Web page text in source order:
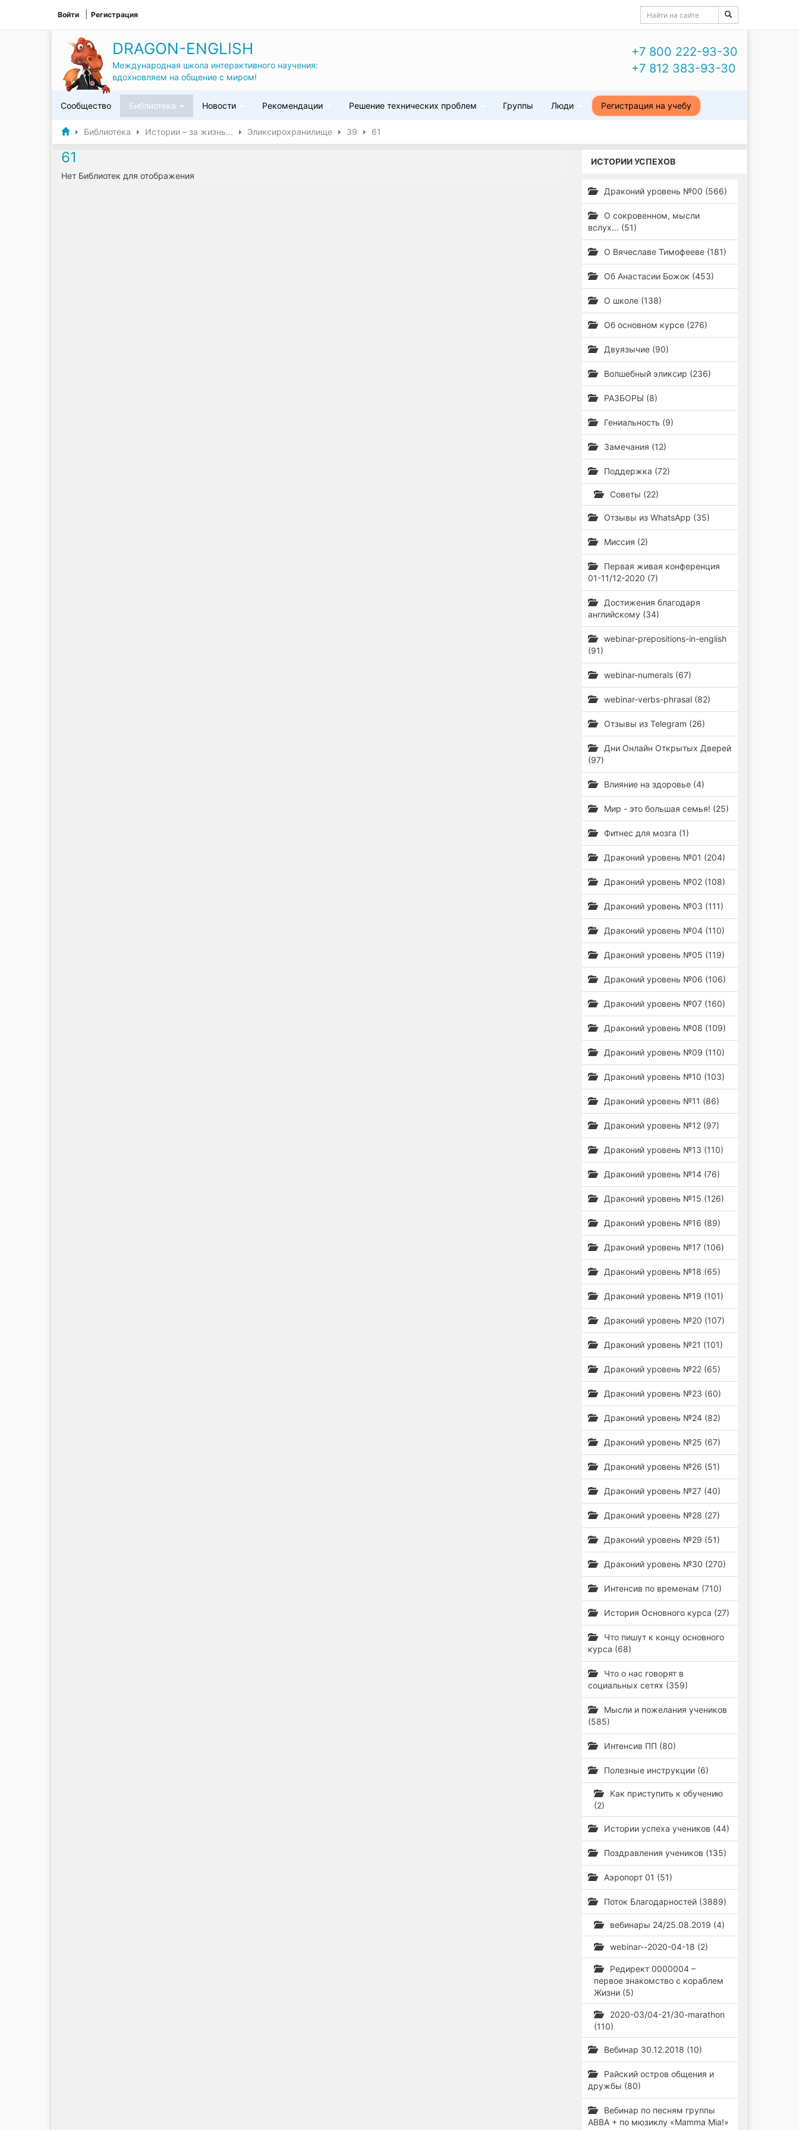
Войти Регистрация
DRAGON-ENGLISH
Международная школа интерактивного научения:
вдохновляем на общение с миром!
+7 800 222-93-30
+7 812 383-93-30
Сообщество Библиотека Новости Рекомендации Решение технических проблем Группы Люди Регистрация на учебу
Библиотека Истории – за жизнь... Эликсирохранилище 39 61
61
Нет Библиотек для отображения
ИСТОРИИ УСПЕХОВ
Драконий уровень №00 (566)
О сокровенном, мысли
вслух... (51)
О Вячеславе Тимофееве (181)
Об Анастасии Божок (453)
О школе (138)
Об основном курсе (276)
Двуязычие (90)
Волшебный эликсир (236)
РАЗБОРЫ (8)
Гениальность (9)
Замечания (12)
Поддержка (72)
Советы (22)
Отзывы из WhatsApp (35)
Миссия (2)
Первая живая конференция
01-11/12-2020 (7)
Достижения благодаря
английскому (34)
webinar-prepositions-in-english
(91)
webinar-numerals (67)
webinar-verbs-phrasal (82)
Отзывы из Telegram (26)
Дни Онлайн Открытых Дверей
(97)
Влияние на здоровье (4)
Мир - это большая семья! (25)
Фитнес для мозга (1)
Драконий уровень №01 (204)
Драконий уровень №02 (108)
Драконий уровень №03 (111)
Драконий уровень №04 (110)
Драконий уровень №05 (119)
Драконий уровень №06 (106)
Драконий уровень №07 (160)
Драконий уровень №08 (109)
Драконий уровень №09 (110)
Драконий уровень №10 (103)
Драконий уровень №11 (86)
Драконий уровень №12 (97)
Драконий уровень №13 (110)
Драконий уровень №14 (76)
Драконий уровень №15 (126)
Драконий уровень №16 (89)
Драконий уровень №17 (106)
Драконий уровень №18 (65)
Драконий уровень №19 (101)
Драконий уровень №20 (107)
Драконий уровень №21 (101)
Драконий уровень №22 (65)
Драконий уровень №23 (60)
Драконий уровень №24 (82)
Драконий уровень №25 (67)
Драконий уровень №26 (51)
Драконий уровень №27 (40)
Драконий уровень №28 (27)
Драконий уровень №29 (51)
Драконий уровень №30 (270)
Интенсив по временам (710)
История Основного курса (27)
Что пишут к концу основного
курса (68)
Что о нас говорят в
социальных сетях (359)
Мысли и пожелания учеников
(585)
Интенсив ПП (80)
Полезные инструкции (6)
Как приступить к обучению
(2)
Истории успеха учеников (44)
Поздравления учеников (135)
Аэропорт 01 (51)
Поток Благодарностей (3889)
вебинары 24/25.08.2019 (4)
webinar--2020-04-18 (2)
Редирект 0000004 –
первое знакомство с кораблем
Жизни (5)
2020-03/04-21/30-marathon
(110)
Вебинар 30.12.2018 (10)
Райский остров общения и
дружбы (80)
Вебинар по песням группы
ABBA + по мюзиклу «Mamma Mia!»